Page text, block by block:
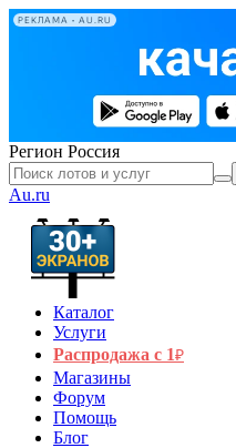
РЕКЛАМА • AU.RU
Регион Россия
Au.ru
Каталог
Услуги
Распродажа с 1₽
Магазины
Форум
Помощь
Блог